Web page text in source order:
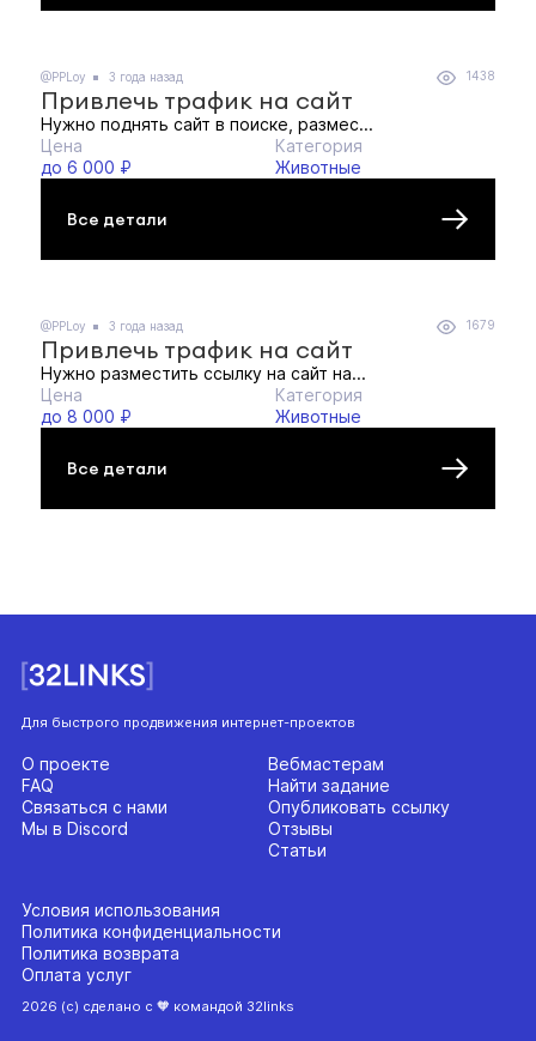
@PPLoy 3 года назад 1438
Привлечь трафик на сайт
Нужно поднять сайт в поиске, размес...
Цена
до 6 000 ₽
Категория
Животные
Все детали
@PPLoy 3 года назад 1679
Привлечь трафик на сайт
Нужно разместить ссылку на сайт на...
Цена
до 8 000 ₽
Категория
Животные
Все детали
Для быстрого продвижения интернет-проектов
Вебмастерам
Найти задание
Опубликовать ссылку
Отзывы
Статьи
О проекте
FAQ
Связаться с нами
Мы в Discord
Условия использования
Политика конфиденциальности
Политика возврата
Оплата услуг
2026 (с) сделано с 🧡 командой 32links